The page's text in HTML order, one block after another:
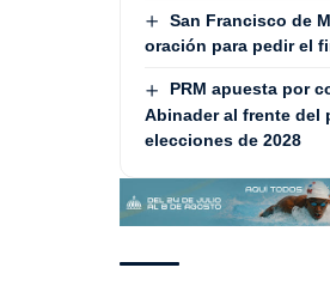
San Francisco de
oración para pedir el
PRM apuesta por
Abinader al frente del
elecciones de 2028